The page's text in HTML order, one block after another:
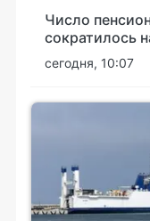
Число
сократилось
сегодня, 10:07